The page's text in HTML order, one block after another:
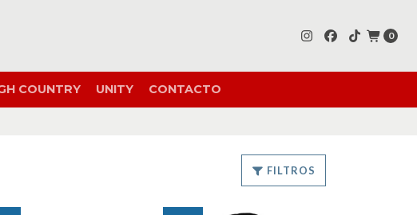
0
COUNTRY UNITY CONTACTO
FILTROS